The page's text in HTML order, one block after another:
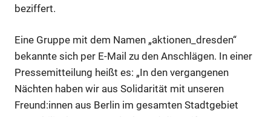
beziffert.
Eine Gruppe mit dem Namen „aktionen_dresden“
bekannte sich per E-Mail zu den Anschlägen. In einer
Pressemitteilung heißt es: „In den vergangenen
Nächten haben wir aus Solidarität mit unseren
Freund:innen aus Berlin im gesamten Stadtgebiet